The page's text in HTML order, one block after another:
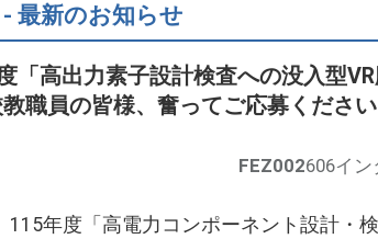
最新のお知らせ
「高出力素子設計検査への没入型
職員の皆様、奮ってご応募ください
FEZ002606イ
年度「高電力コンポーネント設計・